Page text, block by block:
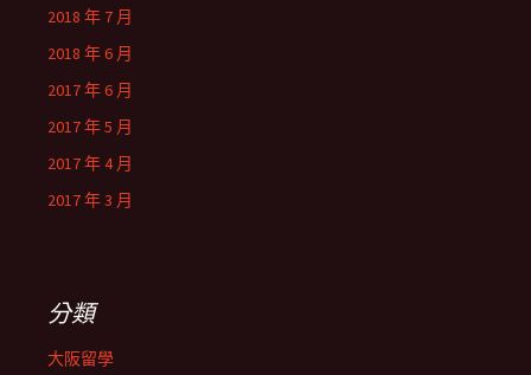
2018 年 7 月
2018 年 6 月
2017 年 6 月
2017 年 5 月
2017 年 4 月
2017 年 3 月
分類
大阪留學